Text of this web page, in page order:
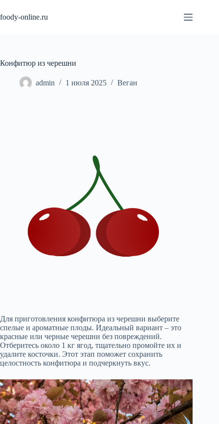
к
сути
foody-online.ru
Конфитюр из черешни
admin 1 июля 2025 Веган
Для приготовления конфитюра из черешни выберите
спелые и ароматные плоды. Идеальный вариант – это
красные или черные черешни без повреждений.
Отберитесь около 1 кг ягод, тщательно промойте их и
удалите косточки. Этот этап поможет сохранить
целостность конфитюра и подчеркнуть вкус.